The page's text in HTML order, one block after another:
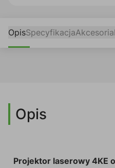
OpisSpecyfikacjaAkcesoria
Opis
Projektor laserowy 4KE